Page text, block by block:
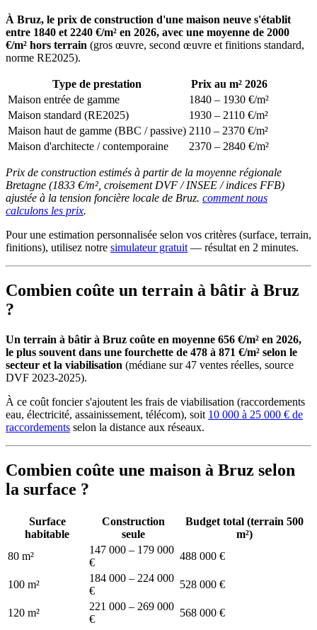
À Bruz, le prix de construction d'une maison neuve s'établit
entre 1840 et 2240 €/m² en 2026, avec une moyenne de 2000
€/m² hors terrain (gros œuvre, second œuvre et finitions standard,
norme RE2025).
Type de prestation
Prix au m² 2026
Maison entrée de gamme
1840 – 1930 €/m²
Maison standard (RE2025)
1930 – 2110 €/m²
Maison haut de gamme (BBC / passive) 2110 – 2370 €/m²
Maison d'architecte / contemporaine
2370 – 2840 €/m²
Prix de construction estimés à partir de la moyenne régionale
Bretagne (1833 €/m², croisement DVF / INSEE / indices FFB)
ajustée à la tension foncière locale de Bruz. comment nous
calculons les prix.
Pour une estimation personnalisée selon vos critères (surface, terrain,
finitions), utilisez notre simulateur gratuit— résultat en 2 minutes.
Combien coûte un terrain à bâtir à Bruz
?
Un terrain à bâtir à Bruz coûte en moyenne 656 €/m² en 2026,
le plus souvent dans une fourchette de 478 à 871 €/m² selon le
secteur et la viabilisation (médiane sur 47 ventes réelles, source
DVF 2023-2025).
À ce coût foncier s'ajoutent les frais de viabilisation (raccordements
eau, électricité, assainissement, télécom), soit 10 000 à 25 000 € de
raccordements selon la distance aux réseaux.
Combien coûte une maison à Bruz selon
la surface ?
Surface
habitable
Construction
seule
Budget total (terrain 500
m²)
80 m²
147 000 – 179 000
€
488 000 €
100 m²
184 000 – 224 000
€
528 000 €
120 m²
221 000 – 269 000
€
568 000 €